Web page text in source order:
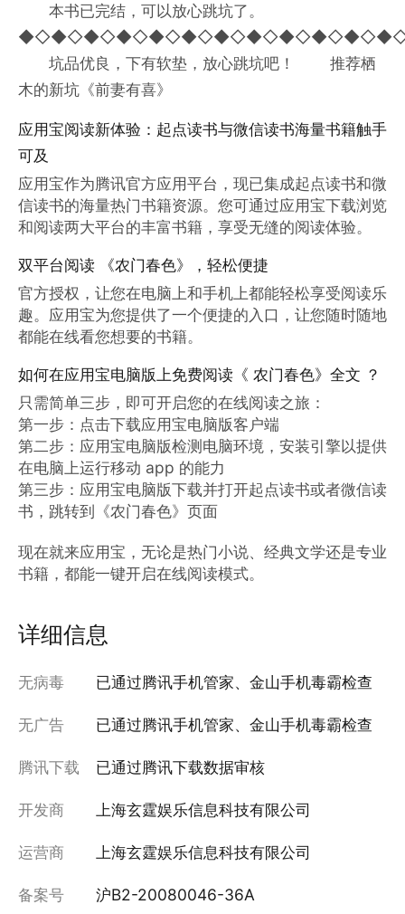
本书已完结，可以放心跳坑了。
坑品优良，下有软垫，放心跳坑吧！ 推荐栖
木的新坑《前妻有喜》
应用宝阅读新体验：起点读书与微信读书海量书籍触手
可及
应用宝作为腾讯官方应用平台，现已集成起点读书和微
信读书的海量热门书籍资源。您可通过应用宝下载浏览
和阅读两大平台的丰富书籍，享受无缝的阅读体验。
双平台阅读 《农门春色》，轻松便捷
官方授权，让您在电脑上和手机上都能轻松享受阅读乐
趣。应用宝为您提供了一个便捷的入口，让您随时随地
都能在线看您想要的书籍。
如何在应用宝电脑版上免费阅读《 农门春色》全文 ？
只需简单三步，即可开启您的在线阅读之旅：
第一步：点击下载应用宝电脑版客户端
第二步：应用宝电脑版检测电脑环境，安装引擎以提供
在电脑上运行移动 app 的能力
第三步：应用宝电脑版下载并打开起点读书或者微信读
书，跳转到《农门春色》页面
现在就来应用宝，无论是热门小说、经典文学还是专业
书籍，都能一键开启在线阅读模式。
详细信息
无病毒 已通过腾讯手机管家、金山手机毒霸检查
无广告 已通过腾讯手机管家、金山手机毒霸检查
腾讯下载 已通过腾讯下载数据审核
开发商 上海玄霆娱乐信息科技有限公司
运营商 上海玄霆娱乐信息科技有限公司
备案号 沪B2-20080046-36A